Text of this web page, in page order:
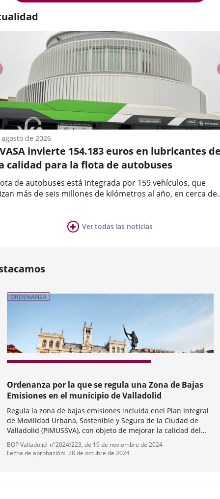
invierte 154.183 euros en lubricantes
calidad para la flota de autobuses
de autobuses está integrada por 159 vehículos, que
más de seis millones de kilómetros al año, en cerca de
de 2026
Ver todas las noticias
Ordenanza por la que se regula una Zona de Bajas
Emisiones en el municipio de Valladolid
Regula la zona de bajas emisiones incluida enel Plan Integral
de Movilidad Urbana, Sostenible y Segura de la Ciudad de
Valladolid (PIMUSSVA), con objeto de mejorar la calidad del
aire, mitigar el cambio climático e impulsar la mejora de la
calidad acústica...
Tipo
de
ORDENANZA
Referencia
boletin
BOP Valladolid nº2024/223, de 19 de noviembre de 2024
Fecha de aprobación 28 de octubre de 2024